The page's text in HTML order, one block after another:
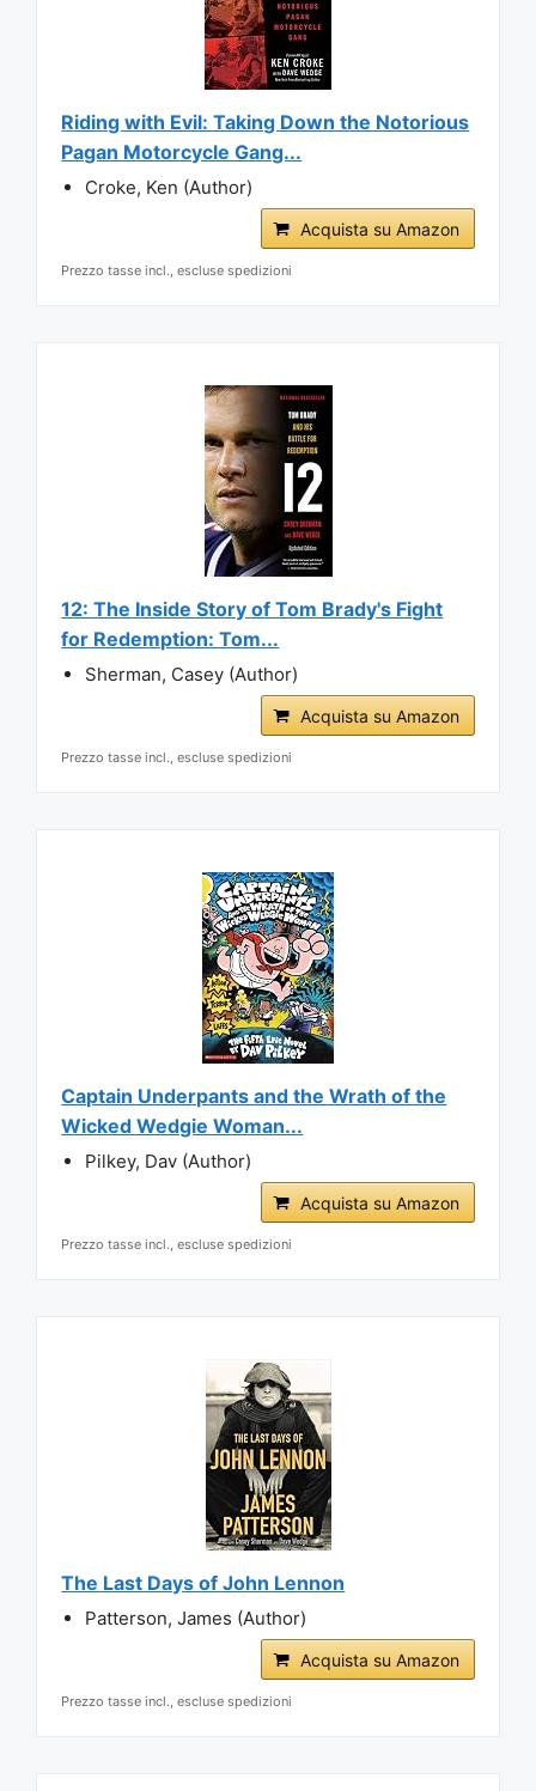
Riding with Evil: Taking Down the Notorious
Pagan Motorcycle Gang...
Croke, Ken (Author)
Acquista su Amazon
Prezzo tasse incl., escluse spedizioni
12: The Inside Story of Tom Brady's Fight
for Redemption: Tom...
Sherman, Casey (Author)
Acquista su Amazon
Prezzo tasse incl., escluse spedizioni
Captain Underpants and the Wrath of the
Wicked Wedgie Woman...
Pilkey, Dav (Author)
Acquista su Amazon
Prezzo tasse incl., escluse spedizioni
The Last Days of John Lennon
Patterson, James (Author)
Acquista su Amazon
Prezzo tasse incl., escluse spedizioni